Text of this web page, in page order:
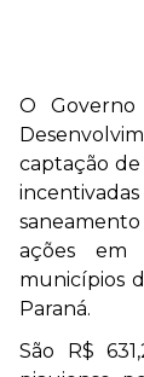
O
captação
ações em
municípios
Paraná.
São R$